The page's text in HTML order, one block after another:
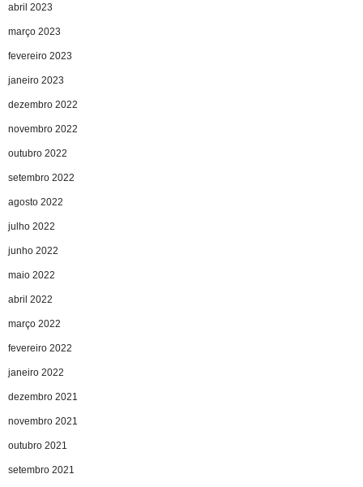
abril 2023
março 2023
fevereiro 2023
janeiro 2023
dezembro 2022
novembro 2022
outubro 2022
setembro 2022
agosto 2022
julho 2022
junho 2022
maio 2022
abril 2022
março 2022
fevereiro 2022
janeiro 2022
dezembro 2021
novembro 2021
outubro 2021
setembro 2021